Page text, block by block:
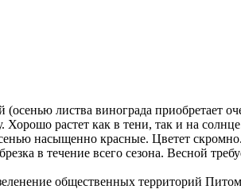
листва винограда приобретает
растет как в тени, так и на
насыщенно красные. Цветет
в течение всего сезона. Весной
общественных территорий